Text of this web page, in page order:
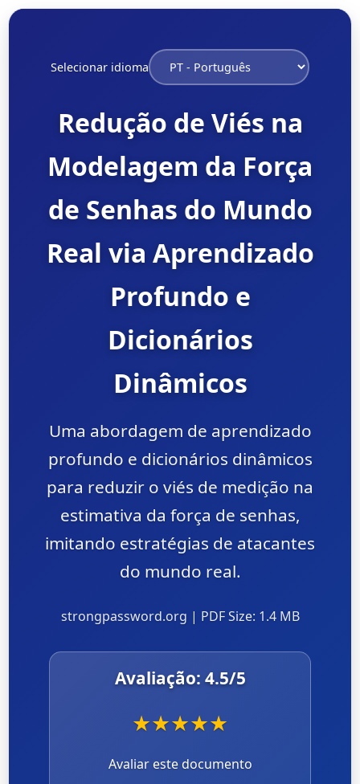
Selecionar idioma
Redução de Viés na
Modelagem da Força
de Senhas do Mundo
Real via Aprendizado
Profundo e
Dicionários
Dinâmicos
Uma abordagem de aprendizado
profundo e dicionários dinâmicos
para reduzir o viés de medição na
estimativa da força de senhas,
imitando estratégias de atacantes
do mundo real.
strongpassword.org | PDF Size: 1.4 MB
Avaliação: 4.5/5
★★★★★
Avaliar este documento